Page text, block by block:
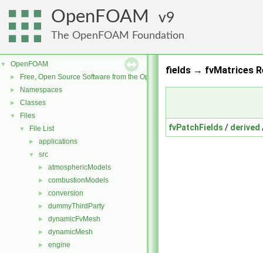
OpenFOAM 9
The OpenFOAM Foundation
▼ OpenFOAM
► Free, Open Source Software from the OpenFOAM Foundation
► Namespaces
► Classes
▼ Files
▼ File List
► applications
▼ src
► atmosphericModels
► combustionModels
► conversion
► dummyThirdParty
► dynamicFvMesh
► dynamicMesh
► engine
fields → fvMatrices
fvPatchFields / derived